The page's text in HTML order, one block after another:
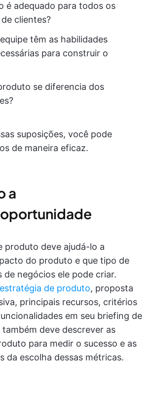
é adequado para todos os
clientes?
têm as habilidades
para construir o
se diferencia dos
suposições, você pode
de maneira eficaz.
a
produto deve ajudá-lo a
do produto e que tipo de
de negócios ele pode criar.
estratégia de produto, proposta
principais recursos, critérios
em seu briefing de
deve descrever as
para medir o sucesso e as
da escolha dessas métricas.